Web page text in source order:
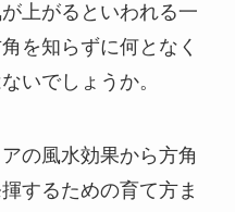
上がるといわれる一
を知らずに何となく
いでしょうか。
の風水効果から方角
するための育て方ま